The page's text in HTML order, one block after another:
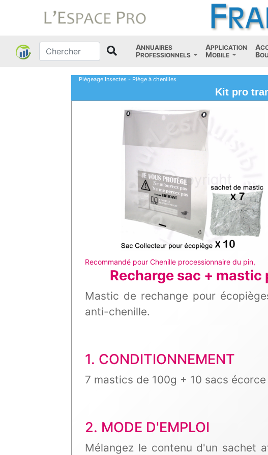
ANNUAIRES
PROFESSIONNELS
APPLICATION
MOBILE
A
B
Piègeage Insectes - Piège à chenilles
Kit pro
Recommandé pour Chenille processionnaire du pin,
Recharge sac +
Mastic de rechange pour
anti-chenille.
1. CONDITIONNEMENT
7 mastics de 100g + 10 sacs écorce
2. MODE D'EMPLOI
Mélangez le contenu d'un sachet